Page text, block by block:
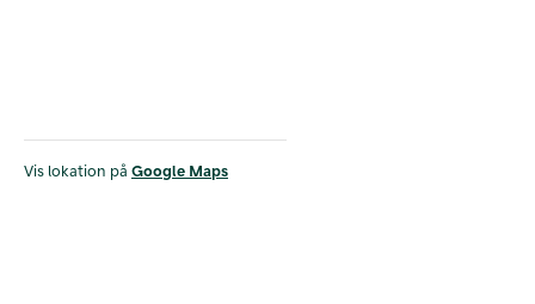
Vis lokation på Google Maps